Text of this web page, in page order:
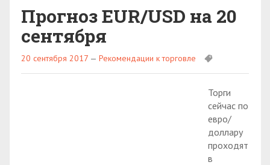
Прогноз EUR/USD на 20
сентября
20 сентября 2017 — Рекомендации к торговле
Торги
сейчас по
евро/
доллару
проходят
в